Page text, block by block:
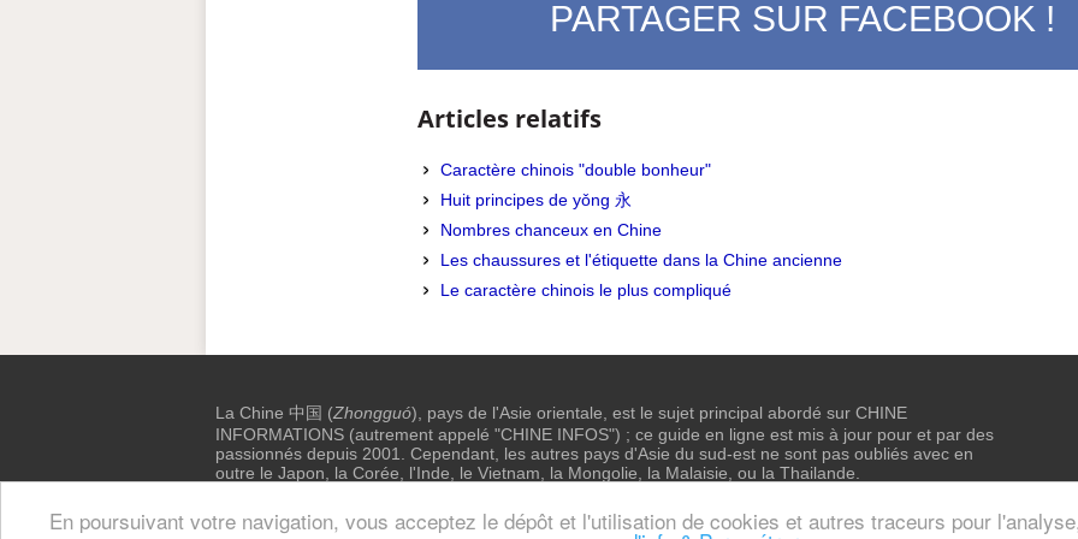
En poursuivant votre navigation, vous acceptez le dépôt et l'utilisation de cookies et autres traceurs pour
PARTAGER SUR FACEBOOK !
Articles relatifs
Caractère chinois "double bonheur"
Huit principes de yǒng 永
Nombres chanceux en Chine
Les chaussures et l'étiquette dans la Chine ancienne
Le caractère chinois le plus compliqué
La Chine 中国 (Zhongguó), pays de l'Asie orientale, est le sujet principal abordé sur CHINE
INFORMATIONS (autrement appelé "CHINE INFOS") ; ce guide en ligne est mis à jour pour et par des
passionnés depuis 2001. Cependant, les autres pays d'Asie du sud-est ne sont pas oubliés avec en
outre le Japon, la Corée, l'Inde, le Vietnam, la Mongolie, la Malaisie, ou la Thailande.
Nous contacter
Confidentialité & Cookies